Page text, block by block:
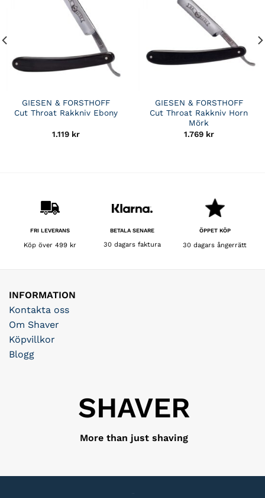
GIESEN & FORSTHOFF
Cut Throat Rakkniv Ebony
1.119 kr
GIESEN & FORSTHOFF
Cut Throat Rakkniv Horn
Mörk
1.769 kr
FRI LEVERANS
Köp över 499 kr
BETALA SENARE
30 dagars faktura
ÖPPET KÖP
30 dagars ångerrätt
INFORMATION
Kontakta oss
Om Shaver
Köpvillkor
Blogg
SHAVER
More than just shaving